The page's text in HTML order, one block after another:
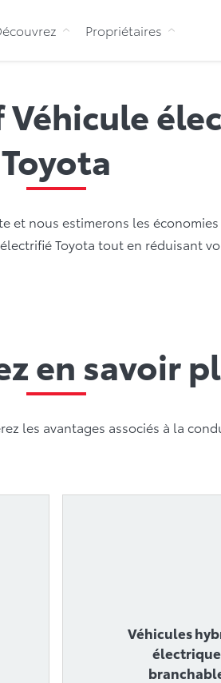
Propriétaires
Toyota
et nous estimerons les
Toyota tout en réduisant
les avantages associés à la
Véhicules